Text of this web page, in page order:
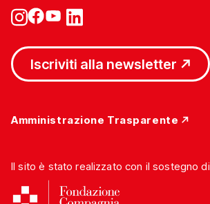
Iscriviti alla newsletter
Amministrazione Trasparente
Il sito è stato realizzato con il sostegno di